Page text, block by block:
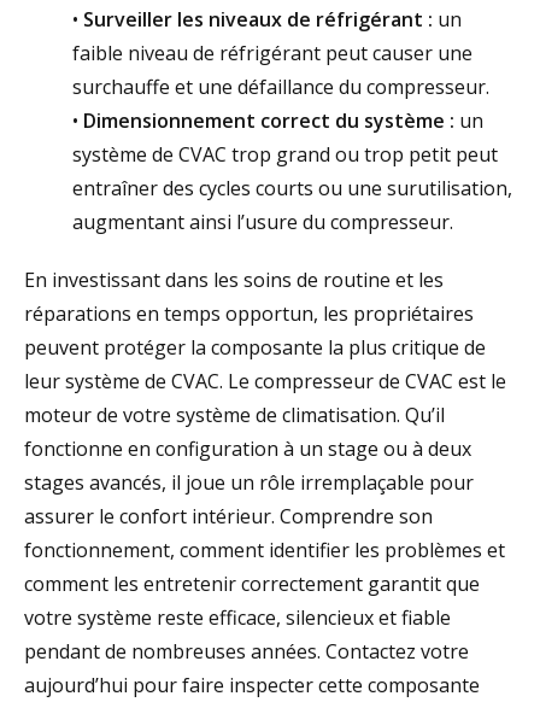
• Surveiller les niveaux de réfrigérant : un
faible niveau de réfrigérant peut causer une
surchauffe et une défaillance du compresseur.
• Dimensionnement correct du système : un
système de CVAC trop grand ou trop petit peut
entraîner des cycles courts ou une surutilisation,
augmentant ainsi l’usure du compresseur.
En investissant dans les soins de routine et les
réparations en temps opportun, les propriétaires
peuvent protéger la composante la plus critique de
leur système de CVAC. Le compresseur de CVAC est le
moteur de votre système de climatisation. Qu’il
fonctionne en configuration à un stage ou à deux
stages avancés, il joue un rôle irremplaçable pour
assurer le confort intérieur. Comprendre son
fonctionnement, comment identifier les problèmes et
comment les entretenir correctement garantit que
votre système reste efficace, silencieux et fiable
pendant de nombreuses années. Contactez votre
aujourd’hui pour faire inspecter cette composante